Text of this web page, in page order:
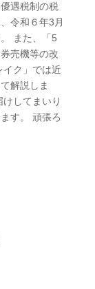
遇税制の税
令和６年3月
また、「5
売機等の改
ク」では近
解説しま
してまいり
す。 頑張ろ